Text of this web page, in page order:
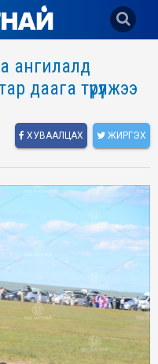
ангилалд
даага түрүүлжээ
ХУВААЛЦАХ ЖИРГЭХ